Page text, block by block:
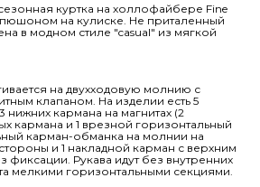
куртка на холлофайбере Fine
на кулиске. Не приталенный
в модном стиле "casual" из мягкой
на двухходовую молнию с
клапаном. На изделии есть 5
нижних кармана на магнитах (2
кармана и 1 врезной горизонтальный
карман-обманка на молнии на
и 1 накладной карман с верхним
фиксации. Рукава идут без внутренних
мелкими горизонтальными секциями.